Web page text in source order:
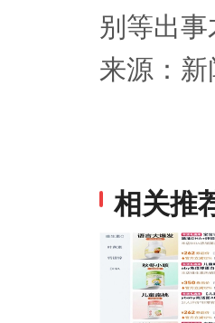
别等出事
来源：新
相关推